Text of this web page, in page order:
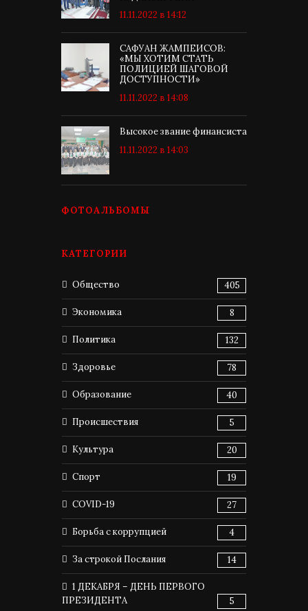
11.11.2022 в 14:12
САФУАН ЖАМПЕИСОВ:
«МЫ ХОТИМ СТАТЬ
ПОЛИЦИЕЙ ШАГОВОЙ
ДОСТУПНОСТИ»
11.11.2022 в 14:08
Высокое звание финансиста
11.11.2022 в 14:03
ФОТОАЛЬБОМЫ
КАТЕГОРИИ
Общество 405
Экономика 8
Политика 132
Здоровье 78
Образование 40
Происшествия 5
Культура 20
Спорт 19
COVID-19 27
Борьба с коррупцией 4
За строкой Послания 14
1 ДЕКАБРЯ – ДЕНЬ ПЕРВОГО
ПРЕЗИДЕНТА
5